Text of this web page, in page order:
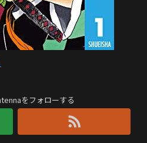
をフォローする